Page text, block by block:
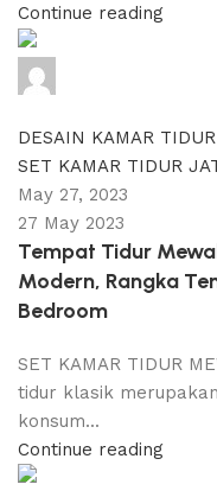
Continue reading
DESAIN KAMAR
SET KAMAR TIDUR
May 27, 2023
27 May 2023
Tempat Tidur
Modern, Rangka
Bedroom
SET KAMAR TIDUR
tidur klasik
konsum...
Continue reading